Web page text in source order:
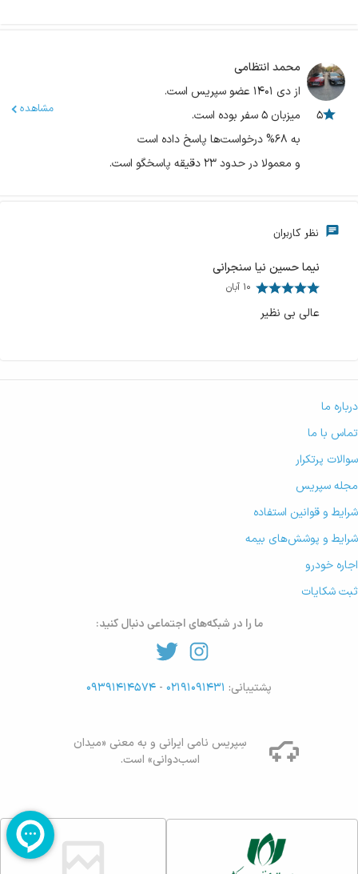
۵
محمد انتظامی
از دی ۱۴۰۱ عضو سپریس است.
میزبان ۵ سفر بوده است.
به ۶۸% درخواست‌ها پاسخ داده است
و معمولا در حدود ۲۳ دقیقه پاسخگو است.
مشاهده
نظر کاربران
نیما حسین نیا سنجرانی
۱۰ آبان
عالی بی نظیر
درباره ما
تماس با ما
سوالات پرتکرار
مجله سپریس
شرایط و قوانین استفاده
شرایط و پوشش‌های بیمه
اجاره خودرو
ثبت شکایات
ما را در شبکه‌های اجتماعی دنبال کنید:
پشتیبانی: ۰۲۱۹۱۰۹۱۴۳۱ -
سِپریس نامی ایرانی و به معنی «میدان
اسب‌دوانی» است.